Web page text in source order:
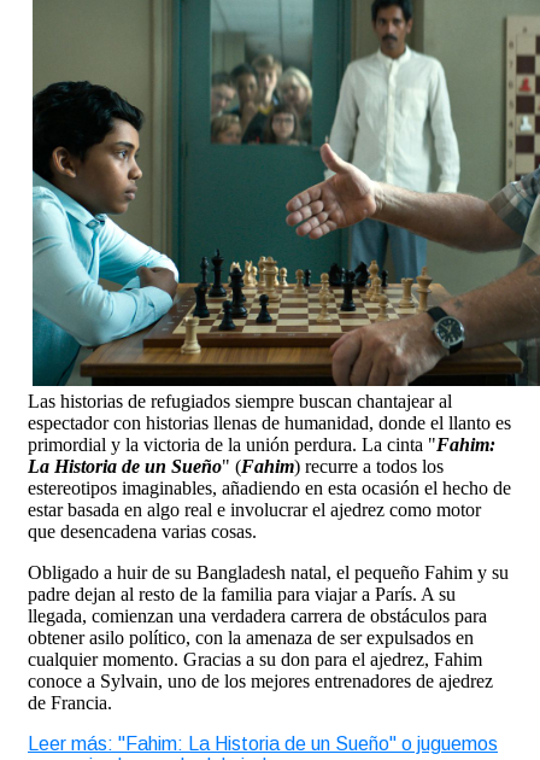
Las historias de refugiados siempre buscan chantajear al
espectador con historias llenas de humanidad, donde el llanto es
primordial y la victoria de la unión perdura. La cinta "Fahim:
La Historia de un Sueño" (Fahim) recurre a todos los
estereotipos imaginables, añadiendo en esta ocasión el hecho de
estar basada en algo real e involucrar el ajedrez como motor
que desencadena varias cosas.
Obligado a huir de su Bangladesh natal, el pequeño Fahim y su
padre dejan al resto de la familia para viajar a París. A su
llegada, comienzan una verdadera carrera de obstáculos para
obtener asilo político, con la amenaza de ser expulsados en
cualquier momento. Gracias a su don para el ajedrez, Fahim
conoce a Sylvain, uno de los mejores entrenadores de ajedrez
de Francia.
Leer más: "Fahim: La Historia de un Sueño" o juguemos